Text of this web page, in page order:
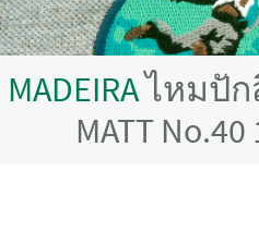
MADEIRAไหมปัก
MATT